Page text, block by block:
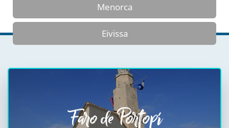
Menorca
Eivissa
Faro de Portopí